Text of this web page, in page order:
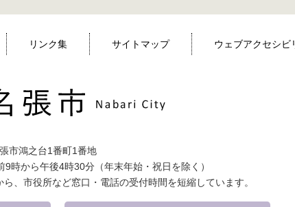
リンク集 サイトマップ ウェブアクセシビ
市鴻之台1番町1番地
時から午後4時30分（年末年始・祝日を除く）
、市役所など窓口・電話の受付時間を短縮しています。